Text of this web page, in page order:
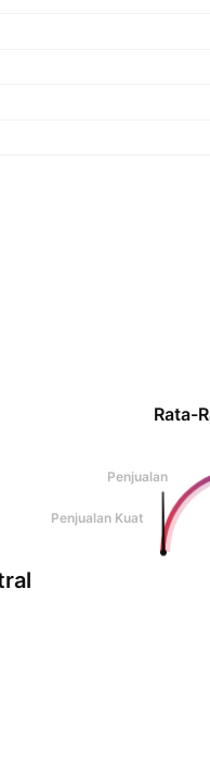
Rata-
Penjualan
Penjualan Kuat